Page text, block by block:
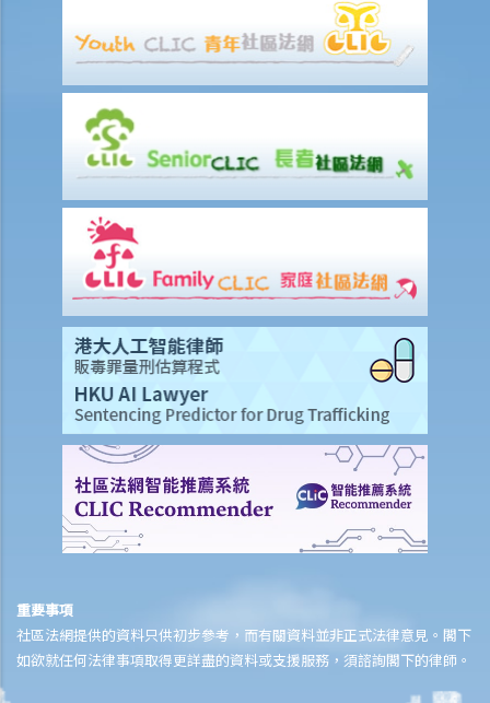
9. 如何以傳訊令狀展開民事訴訟？
10. 如何以原訴傳票展開民事訴訟？
11. 我能否針對某人展開民事訴訟：(a) 即使該人沒有永久地址？(b) 即使
該人通常居於香港以外地區？(c) 即使該人失踨？(d) 即使該人名字不
12. 甚麼是狀書？ 原告人和被告人在狀書的階段需要送達哪些文件？
13. 草擬一份優秀的狀書的基本原則是甚麼？
14. 如果原告人由於預期被告人提議和解會作出還價而誇大其申索金
額，會有甚麼後果？
15. 我應該在甚麼時候提交有關證據？ 我應該將其有關證據附上於申索
陳述書或原訴傳票上嗎？
如何就民事訴訟作出抗辯
1. 怎樣計算將送達認收書送交法院存檔的14天時限？
2. 作為被告人，我應否就向我展開的訴訟作抗辯？
3. 如果我決定不作出抗辯，該怎麼辦？
4. 如果我決定就案件作出抗辯，該怎麼辦？
5. 如被告人未有提交送達認收書或抗辯書，結果會怎樣？
6. 如被告人提交抗辯書（和反申索書），情況會怎樣？
8. 我作為民事訴訟中的被告人，但我認為另一方才應該對原告人的申索
負上責任，我應該怎麼辦？
如何就民事案件的審訊作準備
重要事項
社區法網提供的資料只供初步參考，而有關資料並非正式法律意見。閣下
如欲就任何法律事項取得更詳盡的資料或支援服務，須諮詢閣下的律師。